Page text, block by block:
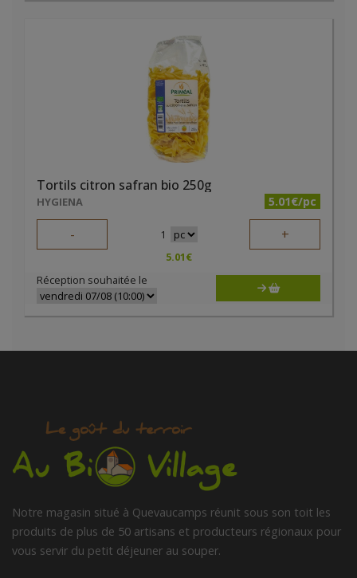
Tortils citron safran bio 250g
HYGIENA 5.01€/pc
- 1 +
5.01€
Réception souhaitée le
Notre magasin situé à Quevaucamps réunit sous son toit les
produits de plus de 50 artisans et producteurs régionaux pour
vous servir du petit déjeuner au souper.